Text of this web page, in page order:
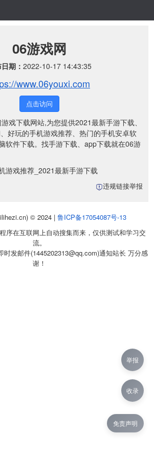
06游戏网
期： 2022-10-17 14:43:35
www.06youxi.com
点击访问
戏下载网站,为您提供2021最新手游下载、
好玩的手机游戏推荐、热门的手机安卓软
软件下载。找手游下载、app下载就在06游
游戏推荐_2021最新手游下载
违规链接举报
© 2024 | 鲁ICP备17054087号-13
序在互联网上自动搜集而来，仅供测试和学习交
流。
时发邮件(1445202313@qq.com)通知站长 万分感
谢！
免责声明
举报
收录